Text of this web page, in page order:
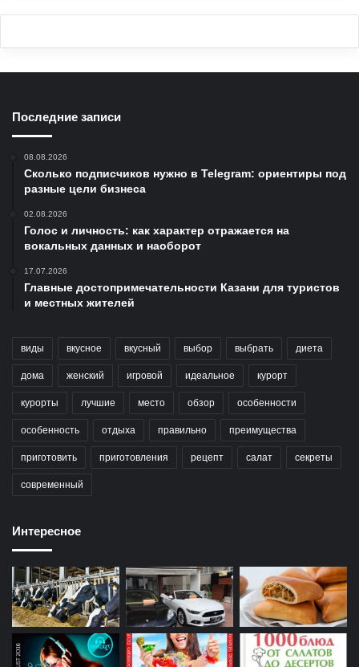
Последние записи
08.08.2026
Сколько подписчиков нужно в Telegram: ориентиры под
разные цели бизнеса
02.08.2026
Голос и личность: как характер отражается на
вокальных данных и наоборот
17.07.2026
Главные достопримечательности Казани для туристов
и местных жителей
виды вкусное вкусный выбор выбрать диета
дома женский игровой идеальное курорт
курорты лучшие место обзор особенности
особенность отдыха правильно преимущества
приготовить приготовления рецепт салат секреты
современный
Интересное